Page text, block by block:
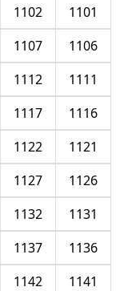
1101
1102
1106
1107
1111
1112
1116
1117
1121
1122
1126
1127
1131
1132
1136
1137
1141
1142